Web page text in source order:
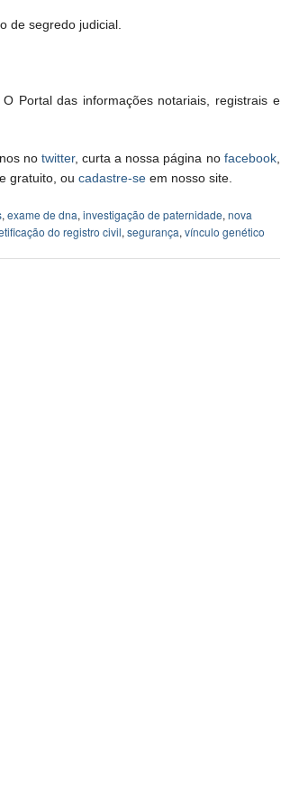
de segredo judicial.
Portal das informações notariais, registrais e
notwitter, curta a nossa página no facebook,
e gratuito, ou cadastre-se em nosso site.
, exame de dna, investigação de paternidade, nova
do registro civil, segurança, vínculo genético